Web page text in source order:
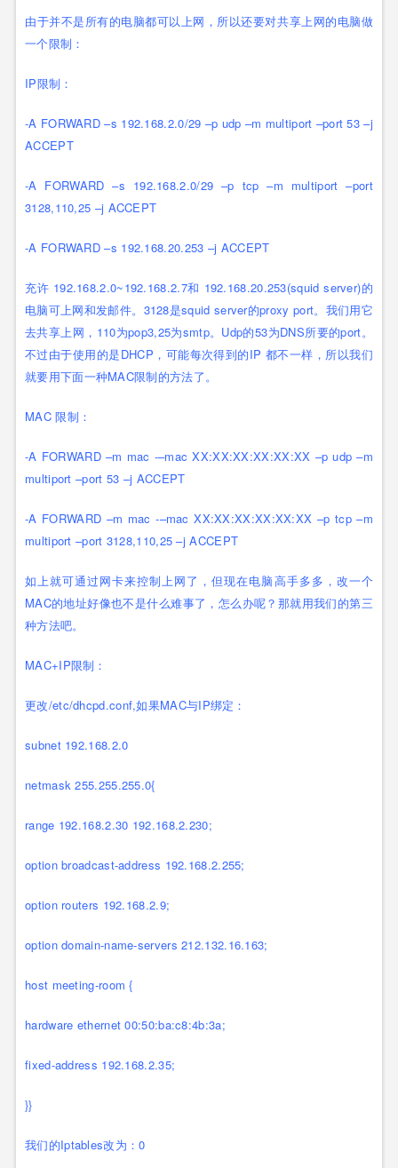
由于并不是所有的电脑都可以上网，所以还要对共享上网的电脑做
一个限制：
IP限制：
-A FORWARD –s 192.168.2.0/29 –p udp –m multiport –port 53 –j
ACCEPT
-A FORWARD –s 192.168.2.0/29 –p tcp –m multiport –port
3128,110,25 –j ACCEPT
-A FORWARD –s 192.168.20.253 –j ACCEPT
充许 192.168.2.0~192.168.2.7和 192.168.20.253(squid server)的
电脑可上网和发邮件。3128是squid server的proxy port。我们用它
去共享上网，110为pop3,25为smtp。Udp的53为DNS所要的port。
不过由于使用的是DHCP，可能每次得到的IP 都不一样，所以我们
就要用下面一种MAC限制的方法了。
MAC 限制：
-A FORWARD –m mac -–mac XX:XX:XX:XX:XX:XX –p udp –m
multiport –port 53 –j ACCEPT
-A FORWARD –m mac -–mac XX:XX:XX:XX:XX:XX –p tcp –m
multiport –port 3128,110,25 –j ACCEPT
如上就可通过网卡来控制上网了，但现在电脑高手多多，改一个
MAC的地址好像也不是什么难事了，怎么办呢？那就用我们的第三
种方法吧。
MAC+IP限制：
更改/etc/dhcpd.conf,如果MAC与IP绑定：
subnet 192.168.2.0
netmask 255.255.255.0{
range 192.168.2.30 192.168.2.230;
option broadcast-address 192.168.2.255;
option routers 192.168.2.9;
option domain-name-servers 212.132.16.163;
host meeting-room {
hardware ethernet 00:50:ba:c8:4b:3a;
fixed-address 192.168.2.35;
}}
我们的Iptables改为：0